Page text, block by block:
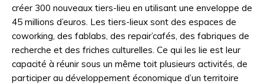
créer 300 nouveaux tiers-lieu en utilisant une enveloppe de
45 millions d’euros. Les tiers-lieux sont des espaces de
coworking, des fablabs, des repair’cafés, des fabriques de
recherche et des friches culturelles. Ce qui les lie est leur
capacité à réunir sous un même toit plusieurs activités, de
participer au développement économique d’un territoire